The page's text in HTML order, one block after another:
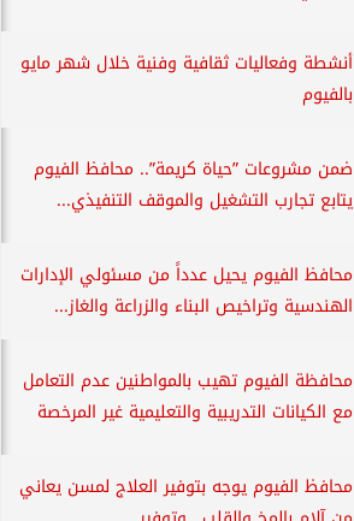
أنشطة وفعاليات ثقافية وفنية خلال شهر مايو
بالفيوم
ضمن مشروعات ”حياة كريمة”.. محافظ الفيوم
يتابع تجارب التشغيل والموقف التنفيذي...
محافظ الفيوم يحيل عدداً من مسئولي الإدارات
الهندسية وتراخيص البناء والزراعة والغاز...
محافظة الفيوم تهيب بالمواطنين عدم التعامل
مع الكيانات التدريبية والتعليمية غير المرخصة
محافظ الفيوم يوجه بتوفير العلاج لمسن يعاني